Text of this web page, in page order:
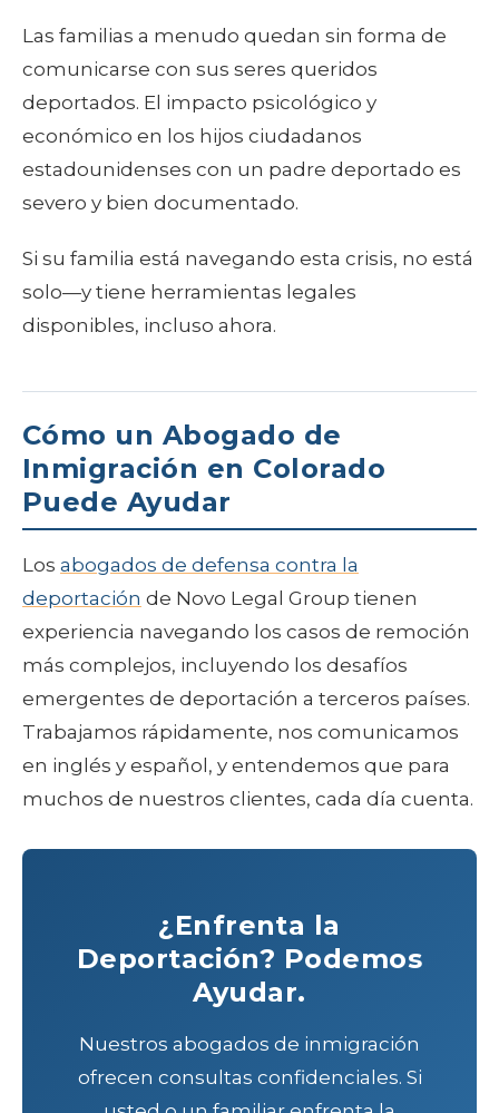
Las familias a menudo quedan sin forma de
comunicarse con sus seres queridos
deportados. El impacto psicológico y
económico en los hijos ciudadanos
estadounidenses con un padre deportado es
severo y bien documentado.
Si su familia está navegando esta crisis, no está
solo—y tiene herramientas legales
disponibles, incluso ahora.
Cómo un Abogado de
Inmigración en Colorado
Puede Ayudar
Los abogados de defensa contra la
deportación de Novo Legal Group tienen
experiencia navegando los casos de remoción
más complejos, incluyendo los desafíos
emergentes de deportación a terceros países.
Trabajamos rápidamente, nos comunicamos
en inglés y español, y entendemos que para
muchos de nuestros clientes, cada día cuenta.
¿Enfrenta la
Deportación? Podemos
Ayudar.
Nuestros abogados de inmigración
ofrecen consultas confidenciales. Si